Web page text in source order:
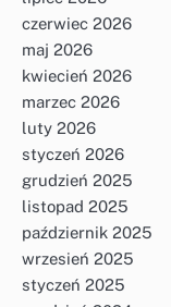
czerwiec 2026
maj 2026
kwiecień 2026
marzec 2026
luty 2026
styczeń 2026
grudzień 2025
listopad 2025
październik 2025
wrzesień 2025
styczeń 2025